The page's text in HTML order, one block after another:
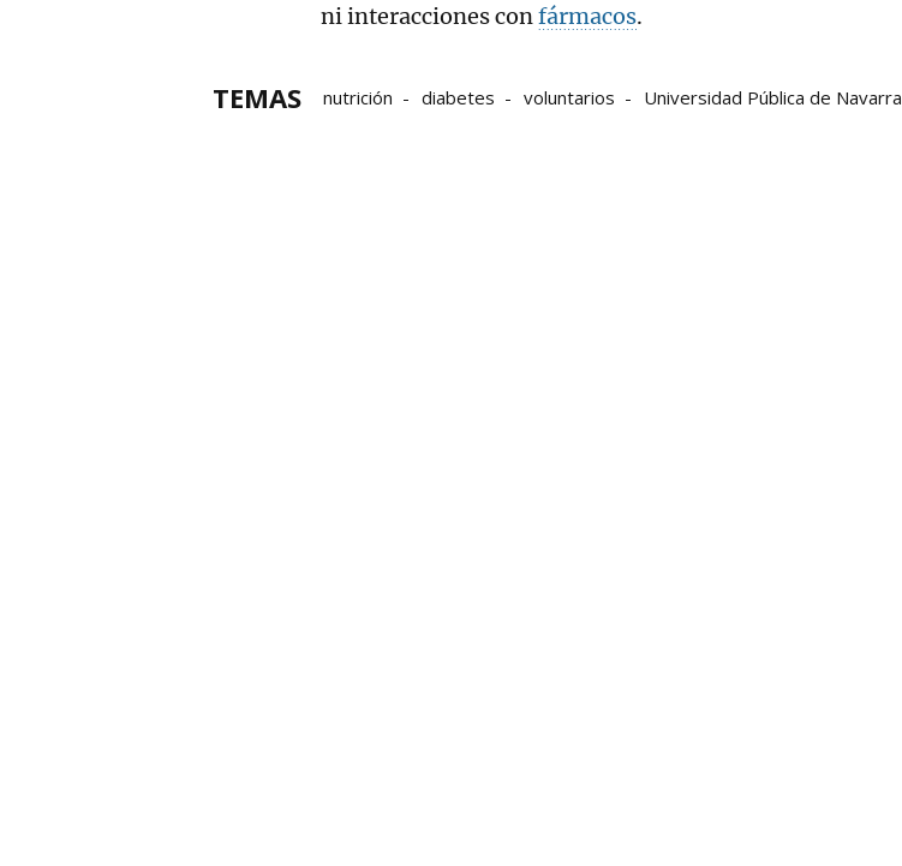
ni interacciones confármacos.
TEMAS nutrición diabetes voluntarios
Universidad Pública de Navarra